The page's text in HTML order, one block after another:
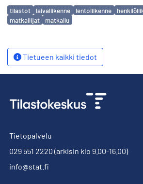
Avainsanat
tilastot laivaliikenne lentoliikenne
matkailijat
matkailu
Tietueen kaikki tiedot
Tietopalvelu
029 551 2220 (arkisin klo 9.00-16.00)
info@stat.fi